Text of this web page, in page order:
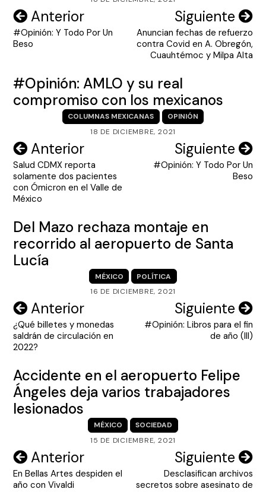
Navegación
de
Anterior
#Opinión: Y Todo Por Un
Beso
Siguiente
Anuncian fechas de refuerzo
contra Covid en A. Obregón,
Cuauhtémoc y Milpa Alta
#Opinión: AMLO y su real
compromiso con los mexicanos
COLUMNAS MEXICANAS
OPINIÓN
18 DE DICIEMBRE, 2021
Navegación
de
entradas
Anterior
Salud CDMX reporta
solamente dos pacientes
con Ómicron en el Valle de
México
Siguiente
#Opinión: Y Todo Por Un
Beso
Del Mazo rechaza montaje en
recorrido al aeropuerto de Santa
Lucía
MÉXICO
POLÍTICA
16 DE DICIEMBRE, 2021
Navegación
de
entradas
Anterior
¿Qué billetes y monedas
saldrán de circulación en
2022?
Siguiente
#Opinión: Libros para el fin
de año (III)
Accidente en el aeropuerto Felipe
Ángeles deja varios trabajadores
lesionados
MÉXICO
SOCIEDAD
15 DE DICIEMBRE, 2021
Navegación
de
Anterior
En Bellas Artes despiden el
año con Vivaldi
Siguiente
Desclasifican archivos
secretos sobre asesinato de